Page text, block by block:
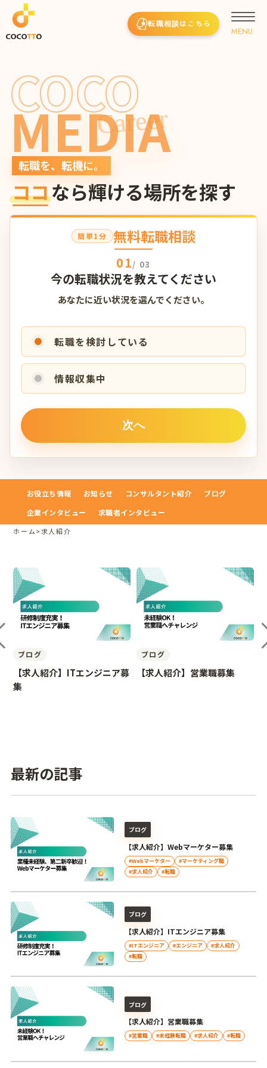
転職相談はこちら
COCO
Career
MEDIA
転職を、転機に。
ココなら輝ける場所を探す
簡単1分 無料転職相談
01/ 03
今の転職状況を教えてください
あなたに近い状況を選んでください。
転職を検討している
情報収集中
お役立ち情報 お知らせ コンサルタント紹介
ブログ
企業インタビュー
求職者インタビュー
ホーム>求人紹介
ブログ
【求人紹介】営業職募集
ブログ
【求人紹介】サービスクリエ
最新の記事
【求人紹介】Webマーケター募集
ブログ
#Webマーケター
#マーケティング職
#求人紹介
#転職
【求人紹介】ITエンジニア募集
ブログ
#ITエンジニア #エンジニア
#求人紹介
#転職
【求人紹介】営業職募集
ブログ
#営業職 #未経験転職 #求人紹介 #転職